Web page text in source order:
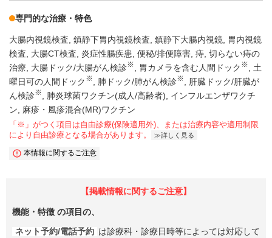
専門的な治療・特色
大腸内視鏡検査 鎮静下胃内視鏡検査 鎮静下大腸内視鏡
胃内視鏡
検査
大腸CT検査 炎症性腸疾患 便秘/排便障害 痔 切らない痔の
治療
大腸ドック/大腸がん検診※ 胃カメラを含む人間ドック ※
土
曜日可の人間ドック ※ 肺ドック/肺がん検診※
肝臓ドック/肝臓が
ん検診※ 肺炎球菌ワクチン(成人/高齢者)
インフルエンザワクチ
ン
麻疹・風疹混合(MR)ワクチン
「※」がつく項目は自由診療(保険適用外)、または治療内容や適用制限
により自由診療となる場合があります。
詳しく見る
本情報に関するご注意
【掲載情報に関するご注意】
機能・特徴 の項目の、
ネット予約/電話予約 は診療科・診療日時等によっては対応して